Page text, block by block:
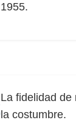
1955.
La fidelidad de
la costumbre.